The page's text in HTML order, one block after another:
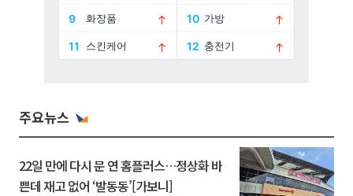
주요뉴스
22일 만에 다시 문 연 홈플러스…정상화 바
쁜데 재고 없어 ‘발동동’[가보니]